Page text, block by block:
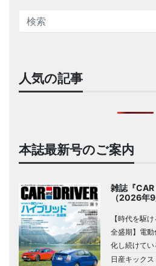
人気の記事
本誌最新号のご案内
雑誌『CAR
（2026年9
【時代を駆
全盛期】電
化し続けてい
日産キック